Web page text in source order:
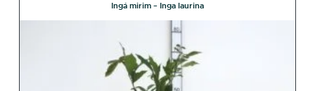
Ingá mirim – Inga laurina